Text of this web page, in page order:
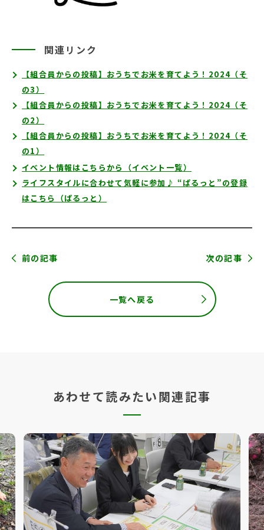
関連リンク
【組合員からの投稿】おうちでお米を育てよう！2024（そ
の3）
【組合員からの投稿】おうちでお米を育てよう！2024（そ
の2）
【組合員からの投稿】おうちでお米を育てよう！2024（そ
の1）
イベント情報はこちらから（イベント一覧）
ライフスタイルに合わせて気軽に参加♪ “ぱるっと”の登録
はこちら（ぱるっと）
前の記事 次の記事
一覧へ戻る
あわせて読みたい関連記事